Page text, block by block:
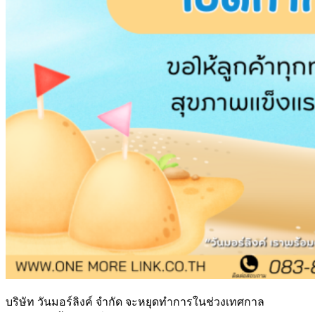
บริษัท วันมอร์ลิงค์ จำกัด จะหยุดทำการในช่วงเทศกาล